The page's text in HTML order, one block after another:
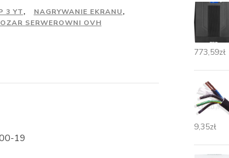
3 YT, NAGRYWANIE EKRANU,
SERWEROWNI OVH
19
773,59zł
9,35zł